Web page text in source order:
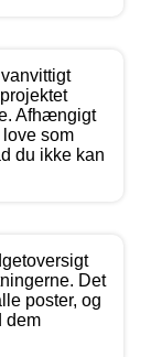
Afhængigt
som
du ikke kan
Det
poster, og
dem